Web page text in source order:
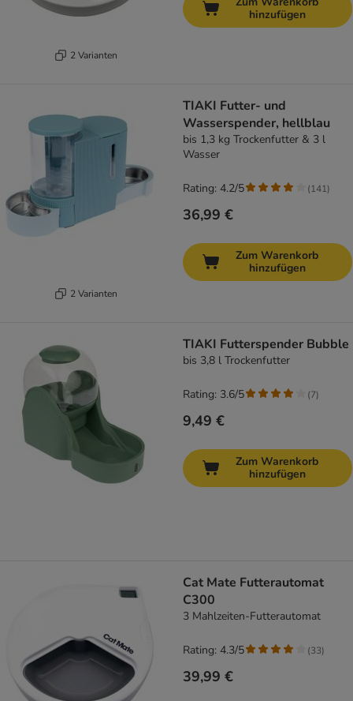
2 Varianten
hinzufügen
2 Varianten
TIAKI Futter- und
Wasserspender, hellblau
bis 1,3 kg Trockenfutter & 3 l
Wasser
36,99 €
Rating: 4.2/5 (141)
Zum Warenkorb
hinzufügen
TIAKI Futterspender Bubble
bis 3,8 l Trockenfutter
9,49 €
Rating: 3.6/5 (7)
Zum Warenkorb
hinzufügen
Cat Mate Futterautomat
C300
3 Mahlzeiten-Futterautomat
39,99 €
Rating: 4.3/5 (33)